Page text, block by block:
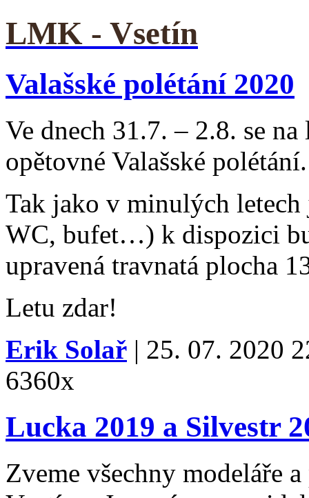
LMK - Vsetín
Valašské polétání 2020
Ve dnech 31.7. – 2.8. se
opětovné Valašské polétání.
Tak jako v minulých letech
WC, bufet…) k dispozici
upravená travnatá plocha
Letu zdar!
Erik Solař | 25. 07. 2020
6360x
Lucka 2019 a Silvestr
Zveme všechny modeláře